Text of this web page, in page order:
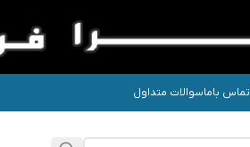
تماس باماسوالات متداول